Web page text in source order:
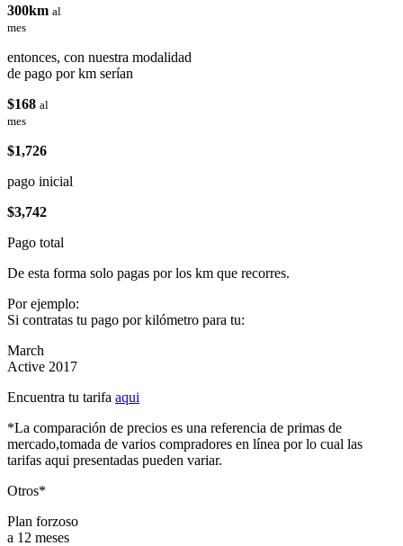
300km al
mes
entonces, con nuestra modalidad
de pago por km serían
$168 al
mes
$1,726
pago inicial
$3,742
Pago total
De esta forma solo pagas por los km que recorres.
Por ejemplo:
Si contratas tu pago por kilómetro para tu:
March
Active 2017
Encuentra tu tarifa aqui
*La comparación de precios es una referencia de primas de
mercado,tomada de varios compradores en línea por lo cual las
tarifas aqui presentadas pueden variar.
Otros*
Plan forzoso
a 12 meses